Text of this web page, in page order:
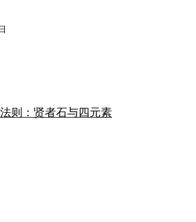
of the following image in a popup: